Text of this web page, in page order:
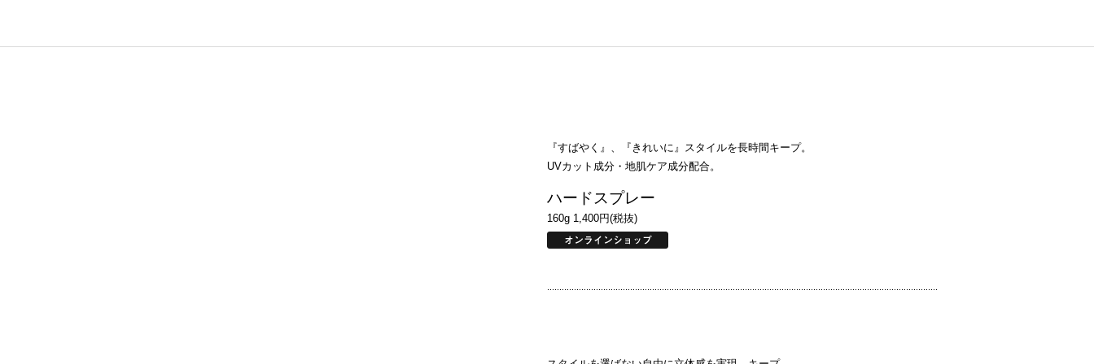
『すばやく』、『きれいに』スタイルを長時間キープ。
UVカット成分・地肌ケア成分配合。
ハードスプレー
160g 1,400円(税抜)